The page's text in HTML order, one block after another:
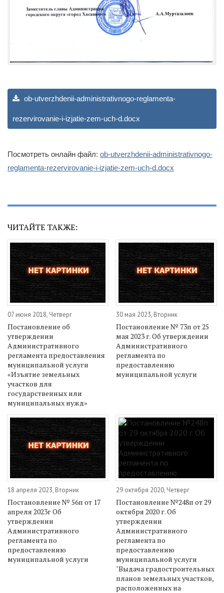
ob-utverzhdenii-administrativnogo-reglamenta-
rezervirovanie-i-izjatie-zem-uch-d.docx
Посмотреть онлайн файл: ob-utverzhdenii-administrativnogo-
reglamenta-rezervirovanie-i-izjatie-zem-uch-d.docx
ЧИТАЙТЕ ТАКЖЕ:
07 июня 2018, Четверг
Постановление об
утверждении
Административного
регламента предоставления
муниципальной услуги
«Изъятие земельных
участков для
государственных или
муниципальных нужд»
30 мая 2023, Вторник
Постановление № 73п от 25
мая 2023 г. Об утверждении
Административного
регламента по
предоставлению
муниципальной услуги
18 апреля 2023, Вторник
Постановление № 56п от 17
апреля 2023г Об
утверждении
Административного
регламента по
предоставлению
муниципальной услуги
29 октября 2020, Четверг
Постановление №248п от 29
октября 2020 г. Об
утверждении
Административного
регламента по
предоставлению
муниципальной услуги
"Выдача градостроительных
планов земельных участков,
расположенных на